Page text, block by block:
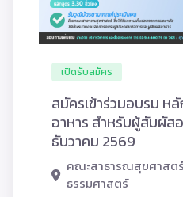
เปิดรับสมัคร
สมัครเข้าร่วมอบรม ห
อาหาร สำหรับผู้สัมผัส
ธันวาคม 2569
คณะสาธารณสุขศาสต
ธรรมศาสตร์